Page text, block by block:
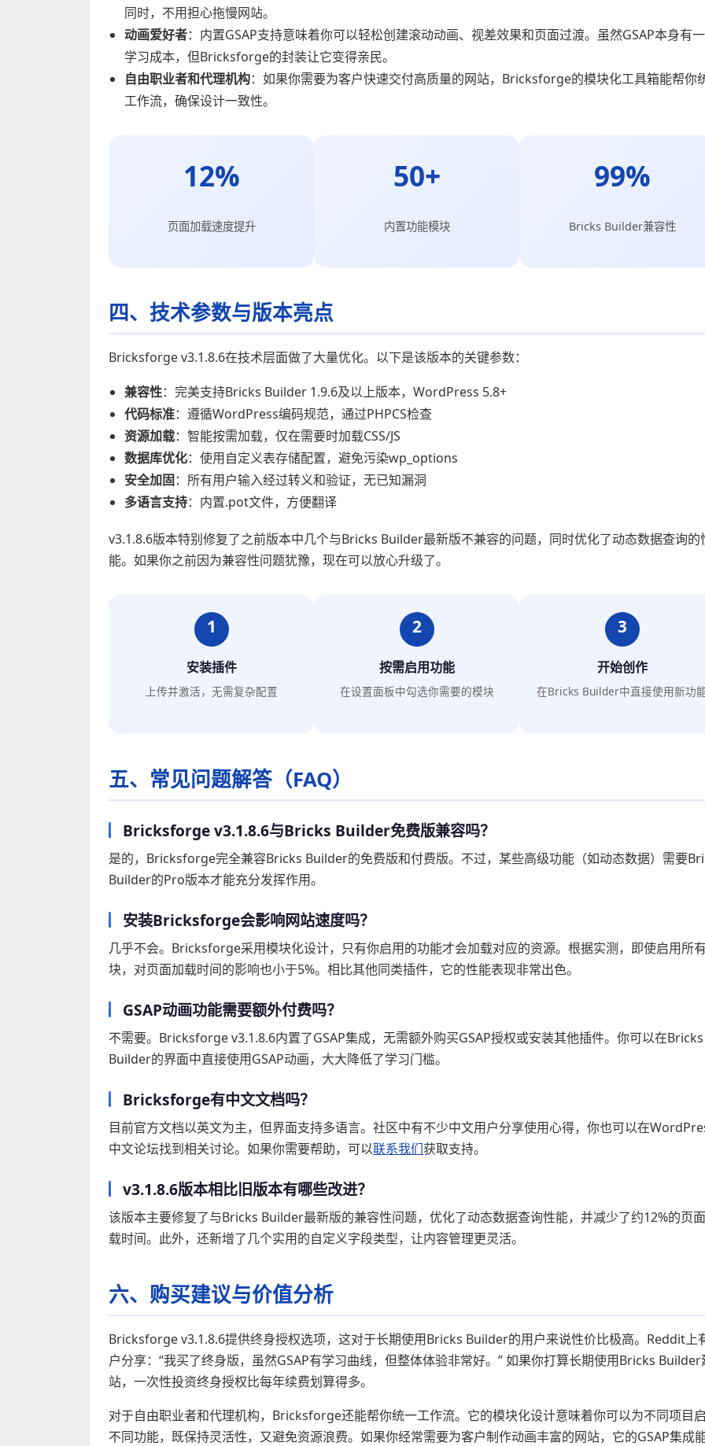
同时，不用担心拖慢网站。
动画爱好者：内置GSAP支持意味着你可以轻松创建滚动动画、视差效果和页面过渡。虽然GSAP本身有
学习成本，但Bricksforge的封装让它变得亲民。
自由职业者和代理机构：如果你需要为客户快速交付高质量的网站，Bricksforge的模块化工具箱能帮你
工作流，确保设计一致性。
12%
页面加载速度提升
50+
内置功能模块
99%
Bricks Builder兼容性
四、技术参数与版本亮点
Bricksforge v3.1.8.6在技术层面做了大量优化。以下是该版本的关键参数：
兼容性：完美支持Bricks Builder 1.9.6及以上版本，WordPress 5.8+
代码标准：遵循WordPress编码规范，通过PHPCS检查
资源加载：智能按需加载，仅在需要时加载CSS/JS
数据库优化：使用自定义表存储配置，避免污染wp_options
安全加固：所有用户输入经过转义和验证，无已知漏洞
多语言支持：内置.pot文件，方便翻译
v3.1.8.6版本特别修复了之前版本中几个与Bricks Builder最新版不兼容的问题，同时优化了动态数据查询的
能。如果你之前因为兼容性问题犹豫，现在可以放心升级了。
1
安装插件
上传并激活，无需复杂配置
2
按需启用功能
在设置面板中勾选你需要的模块
3
开始创作
在Bricks Builder中直接使用新功
五、常见问题解答（FAQ）
Bricksforge v3.1.8.6与Bricks Builder免费版兼容吗？
是的，Bricksforge完全兼容Bricks Builder的免费版和付费版。不过，某些高级功能（如动态数据）需要
Builder的Pro版本才能充分发挥作用。
安装Bricksforge会影响网站速度吗？
几乎不会。Bricksforge采用模块化设计，只有你启用的功能才会加载对应的资源。根据实测，即使启用所
块，对页面加载时间的影响也小于5%。相比其他同类插件，它的性能表现非常出色。
GSAP动画功能需要额外付费吗？
不需要。Bricksforge v3.1.8.6内置了GSAP集成，无需额外购买GSAP授权或安装其他插件。你可以在Bricks
Builder的界面中直接使用GSAP动画，大大降低了学习门槛。
Bricksforge有中文文档吗？
目前官方文档以英文为主，但界面支持多语言。社区中有不少中文用户分享使用心得，你也可以在
中文论坛找到相关讨论。如果你需要帮助，可以联系我们获取支持。
v3.1.8.6版本相比旧版本有哪些改进？
该版本主要修复了与Bricks Builder最新版的兼容性问题，优化了动态数据查询性能，并减少了约12%的页
载时间。此外，还新增了几个实用的自定义字段类型，让内容管理更灵活。
六、购买建议与价值分析
Bricksforge v3.1.8.6提供终身授权选项，这对于长期使用Bricks Builder的用户来说性价比极高。Reddit上
户分享：“我买了终身版，虽然GSAP有学习曲线，但整体体验非常好。” 如果你打算长期使用Bricks Builder
站，一次性投资终身授权比每年续费划算得多。
对于自由职业者和代理机构，Bricksforge还能帮你统一工作流。它的模块化设计意味着你可以为不同项目
不同功能，既保持灵活性，又避免资源浪费。如果你经常需要为客户制作动画丰富的网站，它的GSAP集成